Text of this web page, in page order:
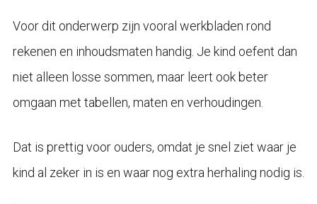
Voor dit onderwerp zijn vooral werkbladen rond
rekenen en inhoudsmaten handig. Je kind oefent dan
niet alleen losse sommen, maar leert ook beter
omgaan met tabellen, maten en verhoudingen.
Dat is prettig voor ouders, omdat je snel ziet waar je
kind al zeker in is en waar nog extra herhaling nodig is.